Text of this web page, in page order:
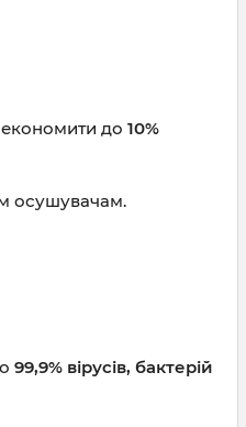
до 10%
осушувачам.
99,9% вірусів, бактерій